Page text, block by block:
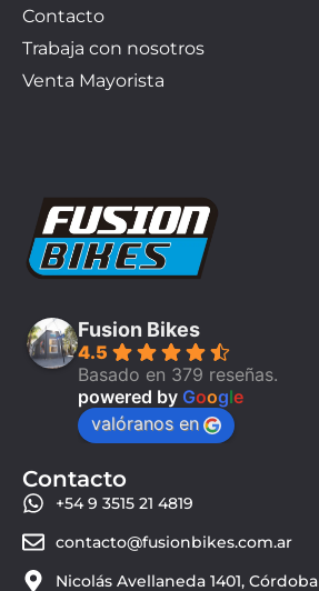
Contacto
Trabaja con nosotros
Venta Mayorista
Fusion Bikes
4.5
Basado en 379 reseñas.
powered by Google
valóranos en
Contacto
+54 9 3515 21 4819
contacto@fusionbikes.com.ar
Nicolás Avellaneda 1401, Córdoba